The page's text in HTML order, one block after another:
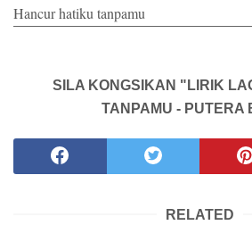
Hancur hatiku tanpamu
SILA KONGSIKAN "LIRIK
TANPAMU - PUTERA
RELATED